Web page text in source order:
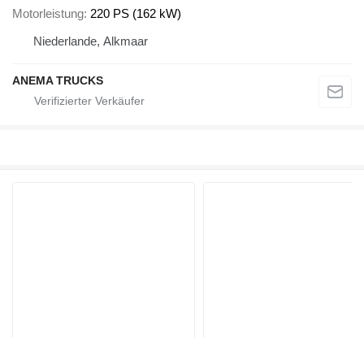
Motorleistung 220 PS (162 kW)
Niederlande, Alkmaar
ANEMA TRUCKS